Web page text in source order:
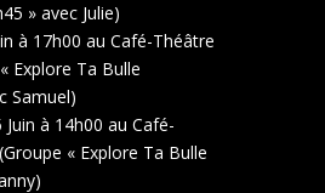
» avec Julie)
à 17h00 au Café-Théâtre
Explore Ta Bulle
Samuel)
à 14h00 au Café-
« Explore Ta Bulle